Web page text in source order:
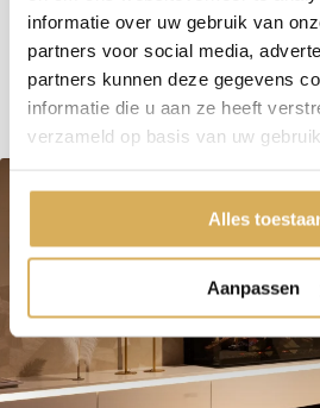
informatie over uw gebruik van
partners voor social media,
partners kunnen deze gegevens
informatie die u aan ze heeft
verzameld op basis van uw
Alles
Aanpassen
Specificaties: